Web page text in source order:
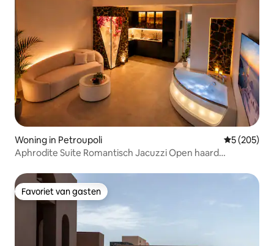
Woning in Petroupoli
5 (205)
Aphrodite Suite Romantisch Jacuzzi Open haard
Favoriet van gasten
Favoriet van gasten